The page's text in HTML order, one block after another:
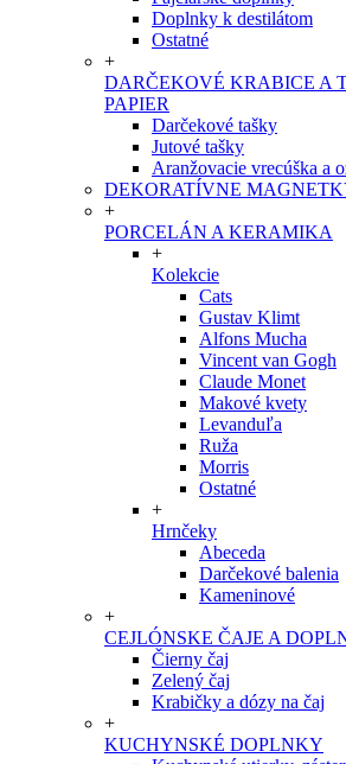
Doplnky k destilátom
Ostatné
+
DARČEKOVÉ KRABICE A
PAPIER
Darčekové tašky
Jutové tašky
Aranžovacie vrecúška a
DEKORATÍVNE
+
PORCELÁN A KERAMIKA
+
Kolekcie
Cats
Gustav Klimt
Alfons Mucha
Vincent van Gogh
Claude Monet
Makové kvety
Levanduľa
Ruža
Morris
Ostatné
+
Hrnčeky
Abeceda
Darčekové balenia
Kameninové
+
CEJLÓNSKE ČAJE A
Čierny čaj
Zelený čaj
Krabičky a dózy na čaj
+
KUCHYNSKÉ DOPLNKY